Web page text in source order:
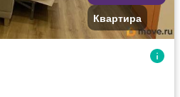
Квартира